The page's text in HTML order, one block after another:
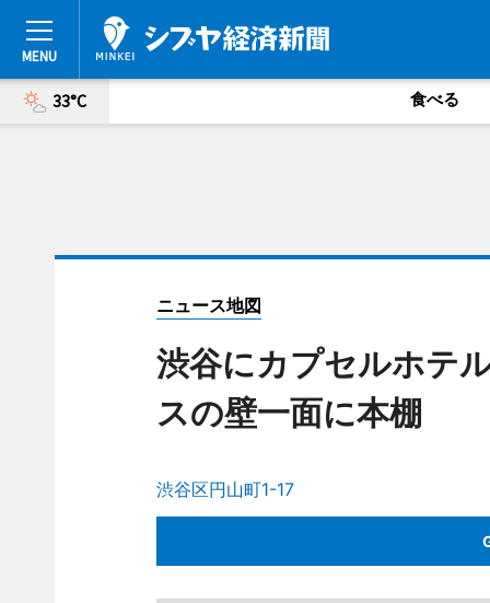
33°C 食べる
ニュース地図
渋谷にカプセルホテ
スの壁一面に本棚
渋谷区円山町1-17